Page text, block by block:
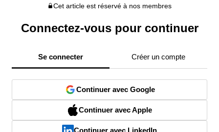
Cet article est réservé à nos membres
Connectez-vous pour continuer
Se connecter Créer un compte
Continuer avec Google
Continuer avec Apple
Continuer avec LinkedIn